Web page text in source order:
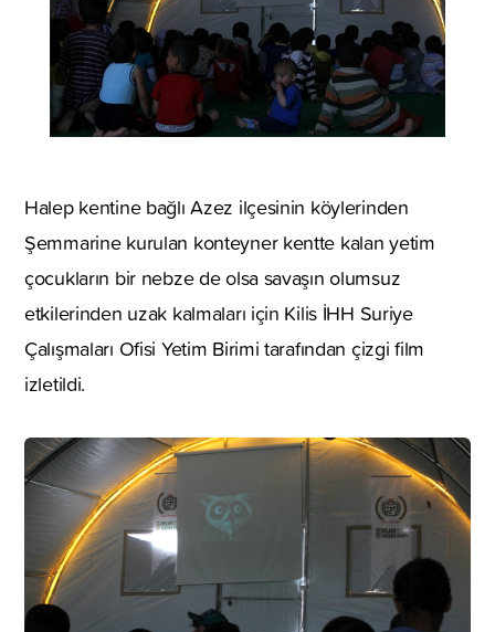
Halep kentine bağlı Azez ilçesinin köylerinden
Şemmarine kurulan konteyner kentte kalan yetim
çocukların bir nebze de olsa savaşın olumsuz
etkilerinden uzak kalmaları için Kilis İHH Suriye
Çalışmaları Ofisi Yetim Birimi tarafından çizgi film
izletildi.